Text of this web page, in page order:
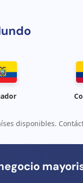
disponibles.